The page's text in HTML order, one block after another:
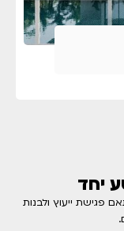
יחד
פגישת ייעוץ ולבנות